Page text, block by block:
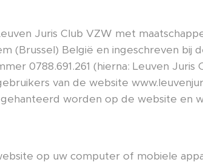
Juris Club VZW met
(Brussel) België en ingeschreven bij
0788.691.261 (hierna: Leuven Juris
van de website
worden op de website en
op uw computer of mobiele